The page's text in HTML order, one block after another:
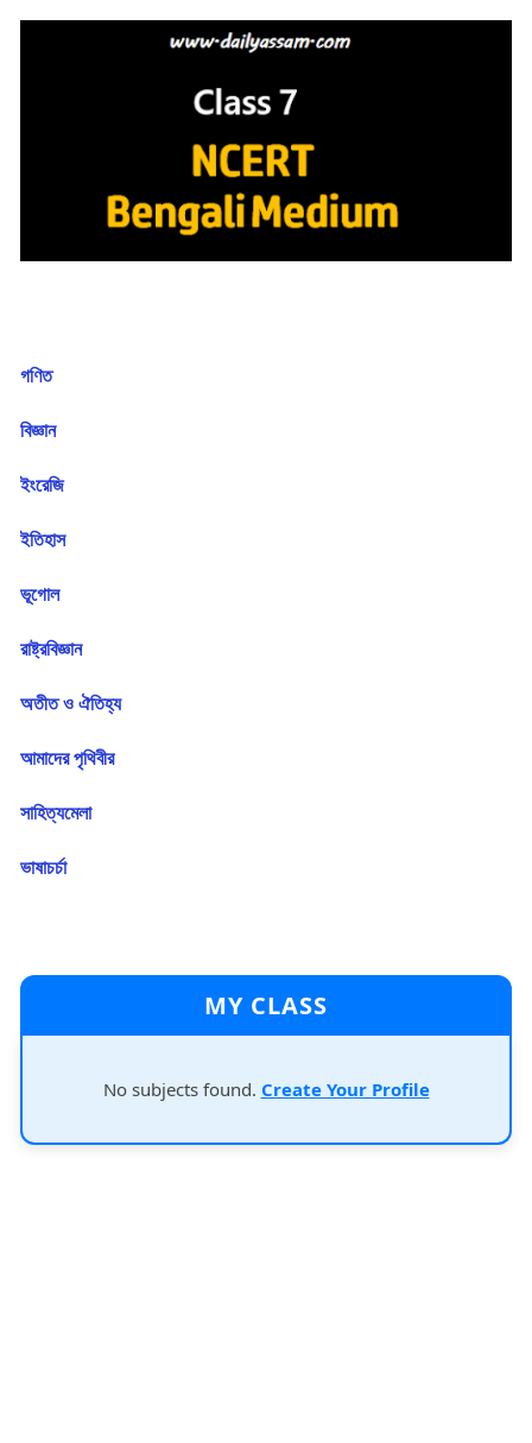
গণিত
বিজ্ঞান
ইংরেজি
ইতিহাস
ভূগোল
রাষ্ট্রবিজ্ঞান
অতীত ও ঐতিহ্য
আমাদের পৃথিবীর
সাহিত্যমেলা
ভাষাচৰ্চা
MY CLASS
No subjects found. Create Your Profile